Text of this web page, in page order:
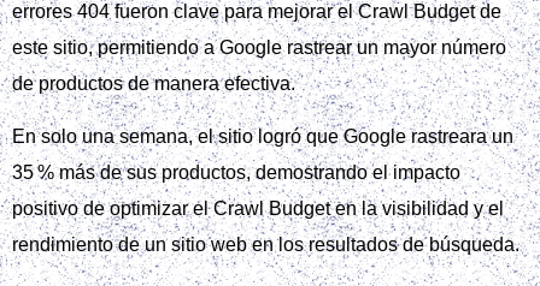
errores 404 fueron clave para mejorar el Crawl Budget de
este sitio, permitiendo a Google rastrear un mayor número
de productos de manera efectiva.
En solo una semana, el sitio logró que Google rastreara un
35 % más de sus productos, demostrando el impacto
positivo de optimizar el Crawl Budget en la visibilidad y el
rendimiento de un sitio web en los resultados de búsqueda.